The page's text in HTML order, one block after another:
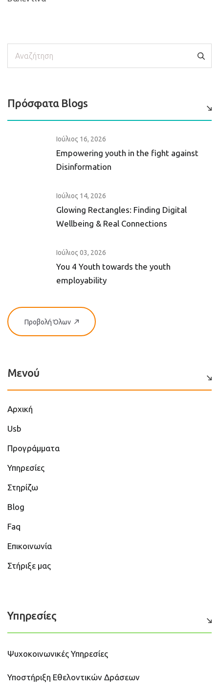
Πρόσφατα Blogs
Ιούλιος 16, 2026
Empowering youth in the fight against
Disinformation
Ιούλιος 14, 2026
Glowing Rectangles: Finding Digital
Wellbeing & Real Connections
Ιούλιος 03, 2026
You 4 Youth towards the youth
employability
Προβολή Όλων
Μενού
Αρχική
Usb
Προγράμματα
Υπηρεσίες
Στηρίζω
Blog
Faq
Επικοινωνία
Στήριξε μας
Υπηρεσίες
Ψυχοκοινωνικές Υπηρεσίες
Υποστήριξη Εθελοντικών Δράσεων